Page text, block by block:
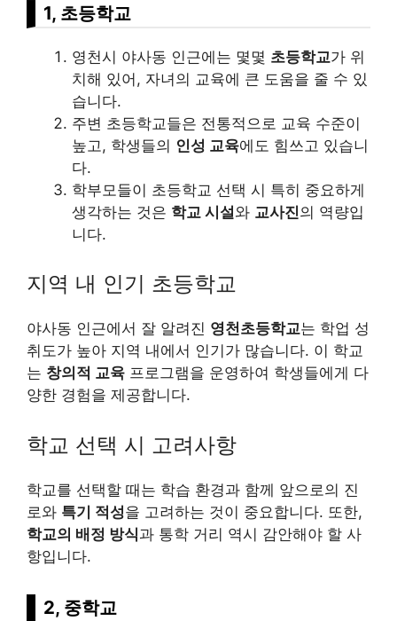
1, 초등학교
영천시 야사동 인근에는 몇몇 초등학교가 위
치해 있어, 자녀의 교육에 큰 도움을 줄 수 있
습니다.
주변 초등학교들은 전통적으로 교육 수준이
높고, 학생들의 인성 교육에도 힘쓰고 있습니
다.
학부모들이 초등학교 선택 시 특히 중요하게
생각하는 것은 학교 시설와 교사진의 역량입
니다.
지역 내 인기 초등학교
야사동 인근에서 잘 알려진 영천초등학교는 학업 성
취도가 높아 지역 내에서 인기가 많습니다. 이 학교
는 창의적 교육 프로그램을 운영하여 학생들에게 다
양한 경험을 제공합니다.
학교 선택 시 고려사항
학교를 선택할 때는 학습 환경과 함께 앞으로의 진
로와 특기 적성을 고려하는 것이 중요합니다. 또한,
학교의 배정 방식과 통학 거리 역시 감안해야 할 사
항입니다.
2, 중학교